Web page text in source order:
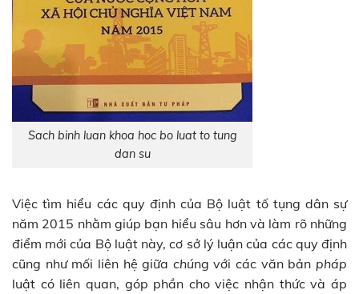
Sach binh luan khoa hoc bo luat to tung
dan su
Việc tìm hiểu các quy định của Bộ luật tố tụng dân sự
năm 2015 nhằm giúp bạn hiểu sâu hơn và làm rõ những
điểm mới của Bộ luật này, cơ sở lý luận của các quy định
cũng như mối liên hệ giữa chúng với các văn bản pháp
luật có liên quan, góp phần cho việc nhận thức và áp